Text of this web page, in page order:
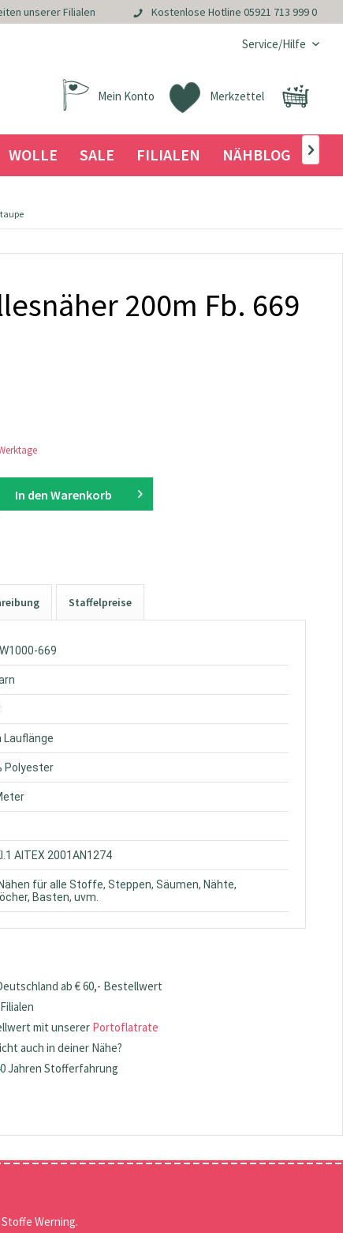
unserer Filialen Kostenlose Hotline 05921 713 999 0
Service/Hilfe
Merkzettel
Mein Konto
WOLLE SALE FILIALEN NÄHBLOG 
200m Fb. 669
In den Warenkorb
Staffelpreise
669
Lauflänge
Polyester
AITEX 2001AN1274
für alle Stoffe, Steppen, Säumen, Nähte,
Basten, uvm.
ab € 60,- Bestellwert
mit unserer Portoflatrate
auch in deiner Nähe?
Jahren Stofferfahrung
Werning.